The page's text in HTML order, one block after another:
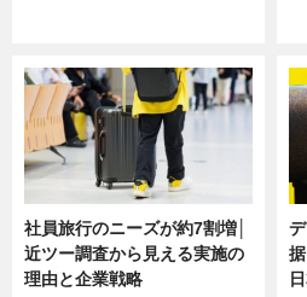
社員旅行のニーズが約7割増│
近ツー調査から見える実施の
理由と企業戦略